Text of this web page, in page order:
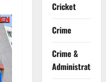
Cricket
Crime
Crime &
Administration